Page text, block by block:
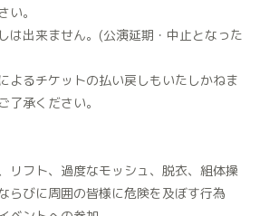
い。
は出来ません。(公演延期・中止となった
よるチケットの払い戻しもいたしかねま
了承ください。
リフト、過度なモッシュ、脱衣、組体操
らびに周囲の皆様に危険を及ぼす行為